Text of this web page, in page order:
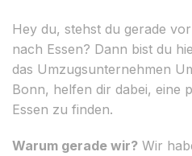
Hey du, stehst du gerade
nach Essen? Dann bist du
das Umzugsunternehmen
Bonn, helfen dir dabei, eine
Essen zu finden.
Warum gerade wir? Wir